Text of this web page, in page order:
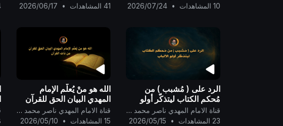
10 المشاهدات
•
2026/07/24
41 المشاهدات
•
2026/06/17
الرد على ( مُشبب ) من
مُحكم الكتاب ليتذكّر أولو
الألباب ..
قناة الامام المهدي ناصر محمد اليماني
23 المشاهدات
•
2026/05/15
الله هو منْ يُعلّم الإمام
المهدي البيان الحق للقرآن
من ذات القرآن ..
قناة الامام المهدي ناصر محمد اليماني
15 المشاهدات
•
2026/05/10